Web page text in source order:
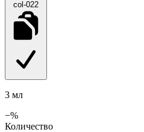
col-022
3 мл
−%
Количество